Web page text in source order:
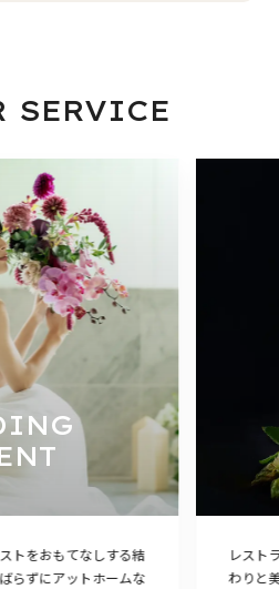
SERVICE
トをおもてなしする結
らずにアットホームな
レスト
わりと